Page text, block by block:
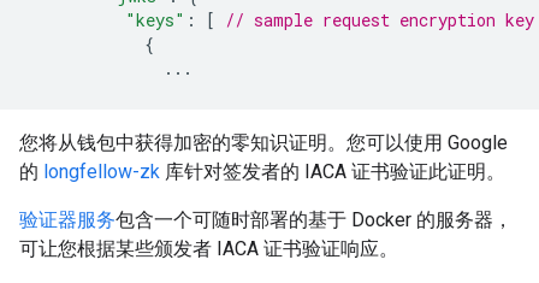
"keys" : [
// sample request encryption key
{
...
您将从钱包中获得加密的零知识证明。您可以使用 Google
的 longfellow-zk 库针对签发者的 IACA 证书验证此证明。
验证器服务包含一个可随时部署的基于 Docker 的服务器，
可让您根据某些颁发者 IACA 证书验证响应。